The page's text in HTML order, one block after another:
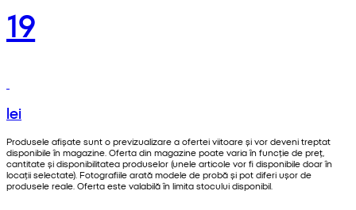
19
lei
Produsele afișate sunt o previzualizare a ofertei viitoare și vor deveni treptat
disponibile în magazine. Oferta din magazine poate varia în funcție de preț,
cantitate și disponibilitatea produselor (unele articole vor fi disponibile doar în
locații selectate). Fotografiile arată modele de probă și pot diferi ușor de
produsele reale. Oferta este valabilă în limita stocului disponibil.